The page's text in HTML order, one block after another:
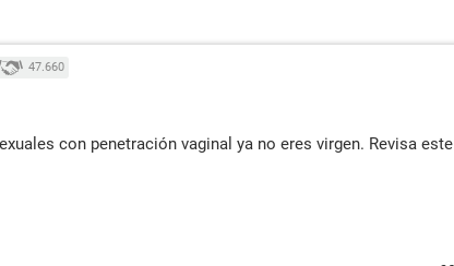
47.660
con penetración vaginal ya no eres virgen. Revisa este